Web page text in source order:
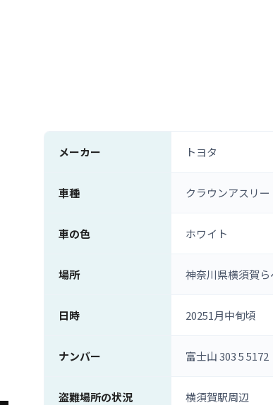
メーカー トヨタ
車種 クラウンアスリー
車の色 ホワイト
場所 神奈川県横須賀ら
日時 20251月中旬頃
ナンバー 富士山 303 5 5172
盗難場所の状況 横須賀駅周辺